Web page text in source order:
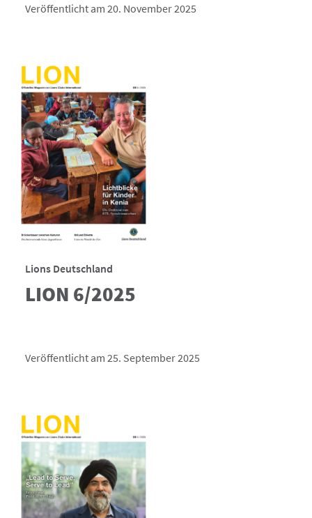
Veröffentlicht am 20. November 2025
Lions Deutschland
LION 6/2025
Veröffentlicht am 25. September 2025